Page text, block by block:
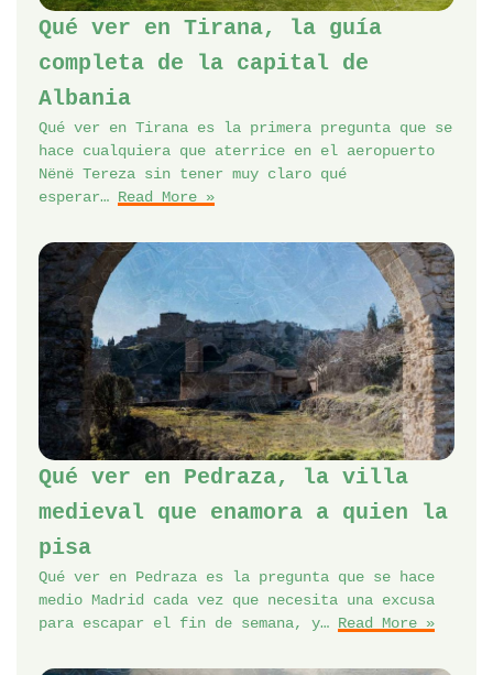
Qué ver en Tirana, la guía
completa de la capital de
Albania
Qué ver en Tirana es la primera pregunta que se
hace cualquiera que aterrice en el aeropuerto
Nënë Tereza sin tener muy claro qué
esperar… Read More »
Qué ver en Pedraza, la villa
medieval que enamora a quien la
pisa
Qué ver en Pedraza es la pregunta que se hace
medio Madrid cada vez que necesita una excusa
para escapar el fin de semana, y… Read More »